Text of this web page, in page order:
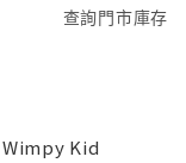
查詢門市庫存
Kid